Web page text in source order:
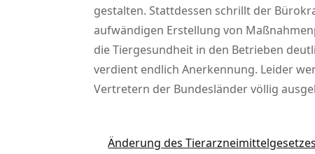
gestalten. Stattdessen schrillt der
aufwändigen Erstellung von
die Tiergesundheit in den Betrieben
verdient endlich Anerkennung. Leider
Vertretern der Bundesländer völlig
Änderung des